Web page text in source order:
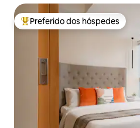
Entre os melhores preferidos
Preferido dos hóspedes